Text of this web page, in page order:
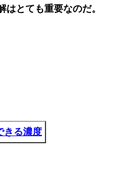
とても重要なのだ。
きる濃度